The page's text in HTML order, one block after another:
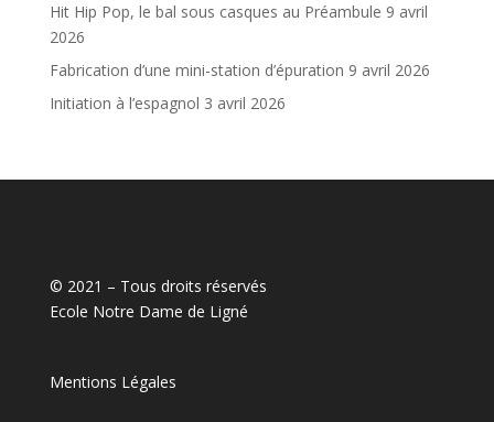
Hit Hip Pop, le bal sous casques au Préambule 9 avril
2026
Fabrication d’une mini-station d’épuration 9 avril 2026
Initiation à l’espagnol 3 avril 2026
© 2021 – Tous droits réservés
Ecole Notre Dame de Ligné
Mentions Légales